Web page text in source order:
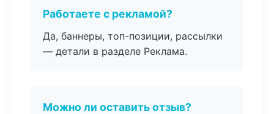
Работаете с рекламой?
Да, баннеры, топ-позиции, рассылки
— детали в разделе Реклама.
Можно ли оставить отзыв?